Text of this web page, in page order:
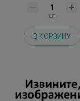
шт
В КОРЗИНУ